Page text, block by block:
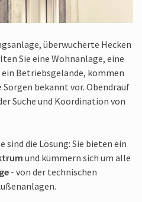
überwucherte Hecken
Sie eine Wohnanlage, eine
Betriebsgelände, kommen
bekannt vor. Obendrauf
Suche und Koordination von
sind die Lösung: Sie bieten ein
und kümmern sich um alle
- von der technischen